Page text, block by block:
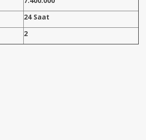
24 Saat
2